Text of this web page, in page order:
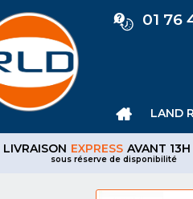
01 76
LAND
LIVRAISON EXPRESS AVANT 13H
sous réserve de disponibilité